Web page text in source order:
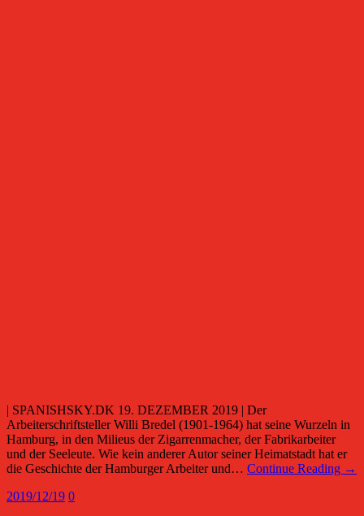
| SPANISHSKY.DK 19. DEZEMBER 2019 | Der
Arbeiterschriftsteller Willi Bredel (1901-1964) hat seine Wurzeln in
Hamburg, in den Milieus der Zigarrenmacher, der Fabrikarbeiter
und der Seeleute. Wie kein anderer Autor seiner Heimatstadt hat er
die Geschichte der Hamburger Arbeiter und… Continue Reading →
2019/12/19 0